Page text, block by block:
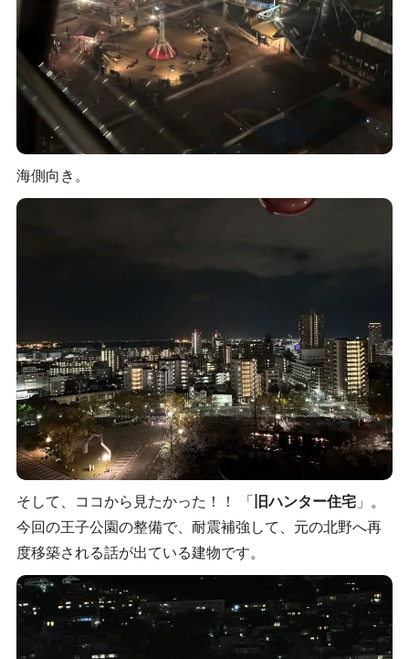
海側向き。
そして、ココから見たかった！！ 「 旧ハンター住宅」。
今回の王子公園の整備で、耐震補強して、元の北野へ再
度移築される話が出ている建物です。